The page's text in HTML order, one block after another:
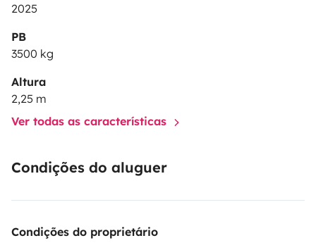
2025
PB
3500 kg
Altura
2,25 m
Ver todas as características
Condições do aluguer
Condições do proprietário